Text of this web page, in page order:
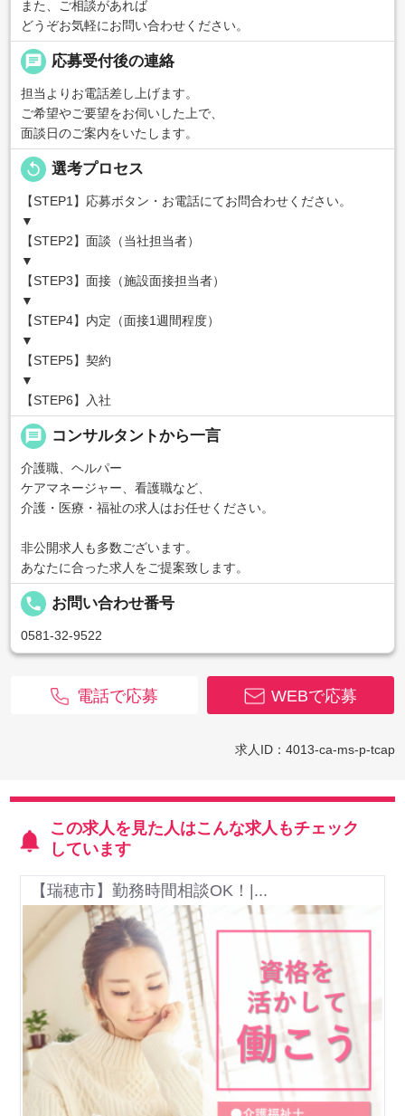
また、ご相談があれば
どうぞお気軽にお問い合わせください。
chat 応募受付後の連絡
担当よりお電話差し上げます。
ご希望やご要望をお伺いした上で、
面談日のご案内をいたします。
replay 選考プロセス
【STEP1】応募ボタン・お電話にてお問合わせください。
▼
【STEP2】面談（当社担当者）
▼
【STEP3】面接（施設面接担当者）
▼
【STEP4】内定（面接1週間程度）
▼
【STEP5】契約
▼
【STEP6】入社
message コンサルタントから一言
介護職、ヘルパー
ケアマネージャー、看護職など、
介護・医療・福祉の求人はお任せください。
非公開求人も多数ございます。
あなたに合った求人をご提案致します。
local_phone お問い合わせ番号
0581-32-9522
WEBで応募
電話で応募
求人ID：4013-ca-ms-p-tcap
この求人を見た人はこんな求人もチェック
しています
【瑞穂市】勤務時間相談OK！|...